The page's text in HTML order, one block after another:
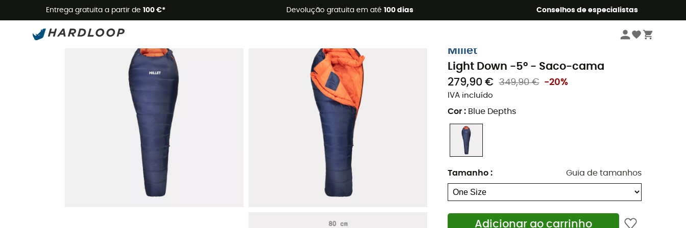
Entrega gratuita a partir de 100 €* Devolução gratuita em até 100 dias Conselhos de especialistas
Promoções de verão 🔥 -5% EXTRA a partir de 2 produtos* com o código Summer5
Sacos-cama
Millet
Light Down -5° - Saco-cama
279,90 €
349,90 € -20%
IVA incluído
Cor : Blue Depths
Tamanho : Guia de tamanhos
Adicionar ao carrinho